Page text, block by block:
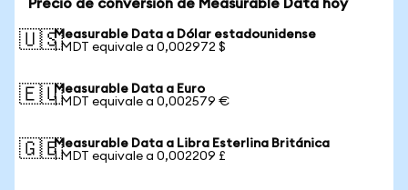
Precio de conversión de Measurable Data hoy
🇺🇸Measurable Data a Dólar estadounidense
1 MDT equivale a 0,002972 $
🇪🇺Measurable Data a Euro
1 MDT equivale a 0,002579 €
🇬🇧Measurable Data a Libra Esterlina Británica
1 MDT equivale a 0,002209 £